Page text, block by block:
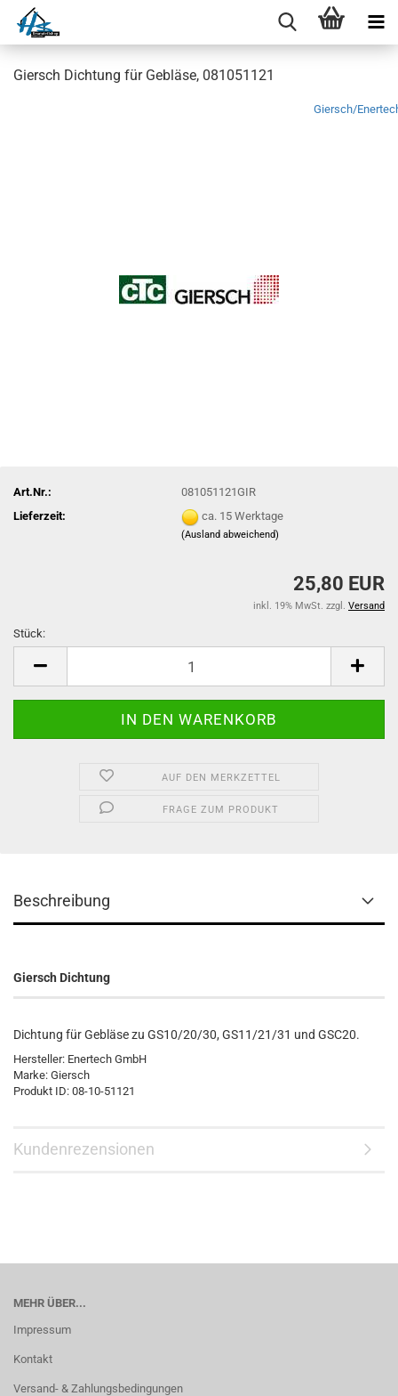
Giersch Dichtung für Gebläse, 081051121
Giersch/
Art.Nr.:
081051121GIR
Lieferzeit:
ca. 15 Werktage
(Ausland abweichend)
25,80 EUR
inkl. 19% MwSt. zzgl. Versand
Stück:
AUF DEN MERKZETTEL
FRAGE ZUM PRODUKT
Beschreibung
Giersch Dichtung
Dichtung für Gebläse zu GS10/20/30, GS11/21/31 und GSC20.
Hersteller: Enertech GmbH
Marke: Giersch
Produkt ID: 08-10-51121
Kundenrezensionen
MEHR ÜBER...
Impressum
Kontakt
Versand- & Zahlungsbedingungen